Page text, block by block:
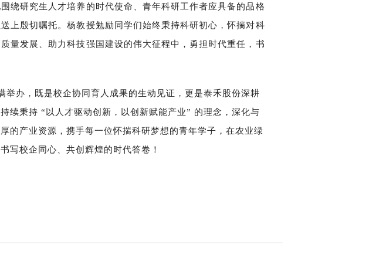
绕研究生人才培养的时代使命、青年科研工作者应具备的品格
上殷切嘱托。杨教授勉励同学们始终秉持科研初心，怀揣对科
量发展、助力科技强国建设的伟大征程中，勇担时代重任，书
举办，既是校企协同育人成果的生动见证，更是泰禾股份深耕
续秉持 “以人才驱动创新，以创新赋能产业” 的理念，深化与
的产业资源，携手每一位怀揣科研梦想的青年学子，在农业绿
写校企同心、共创辉煌的时代答卷！